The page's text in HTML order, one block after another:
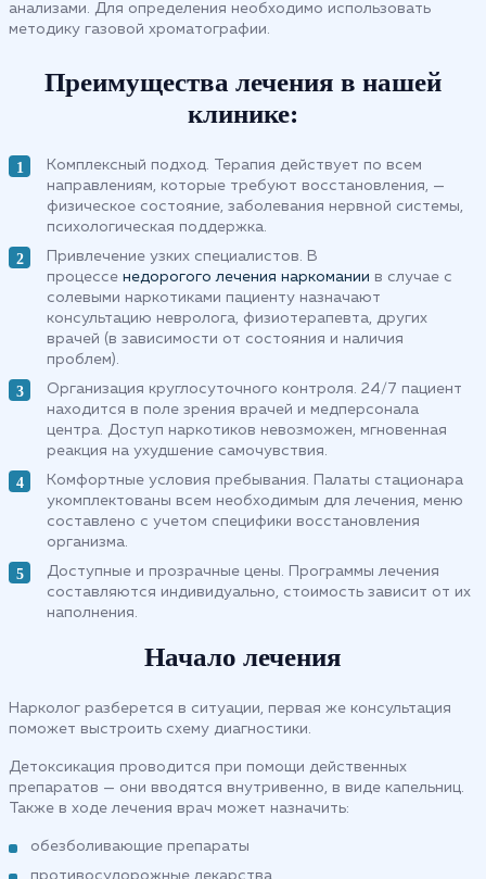
анализами. Для определения необходимо использовать
методику газовой хроматографии.
Преимущества лечения в нашей
клинике:
Комплексный подход. Терапия действует по всем
направлениям, которые требуют восстановления, —
физическое состояние, заболевания нервной системы,
психологическая поддержка.
Привлечение узких специалистов. В
процессе недорогого лечения наркомании в случае с
солевыми наркотиками пациенту назначают
консультацию невролога, физиотерапевта, других
врачей (в зависимости от состояния и наличия
проблем).
Организация круглосуточного контроля. 24/7 пациент
находится в поле зрения врачей и медперсонала
центра. Доступ наркотиков невозможен, мгновенная
реакция на ухудшение самочувствия.
Комфортные условия пребывания. Палаты стационара
укомплектованы всем необходимым для лечения, меню
составлено с учетом специфики восстановления
организма.
Доступные и прозрачные цены. Программы лечения
составляются индивидуально, стоимость зависит от их
наполнения.
Начало лечения
Нарколог разберется в ситуации, первая же консультация
поможет выстроить схему диагностики.
Детоксикация проводится при помощи действенных
препаратов — они вводятся внутривенно, в виде капельниц.
Также в ходе лечения врач может назначить:
обезболивающие препараты
противосудорожные лекарства